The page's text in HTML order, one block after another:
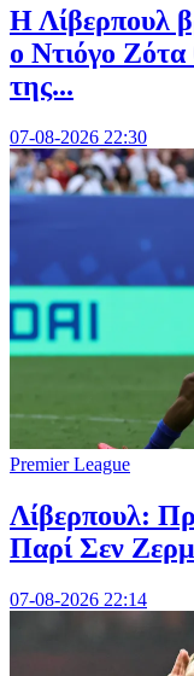
Η Λίβερπουλ
ο Ντιόγο Ζότα
της...
07-08-2026 22:30
Premier League
Λίβερπουλ:
Παρί Σεν
07-08-2026 22:14